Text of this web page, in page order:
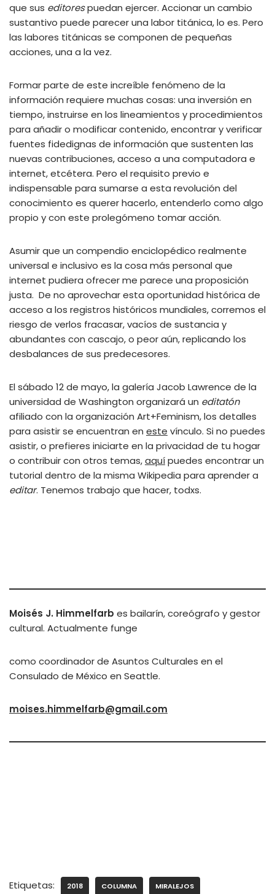
que sus editorespuedan ejercer. Accionar un cambio
sustantivo puede parecer una labor titánica, lo es. Pero
las labores titánicas se componen de pequeñas
acciones, una a la vez.
Formar parte de este increíble fenómeno de la
información requiere muchas cosas: una inversión en
tiempo, instruirse en los lineamientos y procedimientos
para añadir o modificar contenido, encontrar y verificar
fuentes fidedignas de información que sustenten las
nuevas contribuciones, acceso a una computadora e
internet, etcétera. Pero el requisito previo e
indispensable para sumarse a esta revolución del
conocimiento es querer hacerlo, entenderlo como algo
propio y con este prolegómeno tomar acción.
Asumir que un compendio enciclopédico realmente
universal e inclusivo es la cosa más personal que
internet pudiera ofrecer me parece una proposición
justa. De no aprovechar esta oportunidad histórica de
acceso a los registros históricos mundiales, corremos el
riesgo de verlos fracasar, vacíos de sustancia y
abundantes con cascajo, o peor aún, replicando los
desbalances de sus predecesores.
El sábado 12 de mayo, la galería Jacob Lawrence de la
universidad de Washington organizará un editatón
afiliado con la organización Art+Feminism, los detalles
para asistir se encuentran en este vínculo. Si no puedes
asistir, o prefieres iniciarte en la privacidad de tu hogar
o contribuir con otros temas,aquípuedes encontrar un
tutorial dentro de la misma Wikipedia para aprender a
editar. Tenemos trabajo que hacer, todxs.
Moisés J. Himmelfarb es bailarín, coreógrafo y gestor
cultural. Actualmente funge
como coordinador de Asuntos Culturales en el
Consulado de México en Seattle.
moises.himmelfarb@gmail.com
Etiquetas: 2018 COLUMNA MIRALEJOS